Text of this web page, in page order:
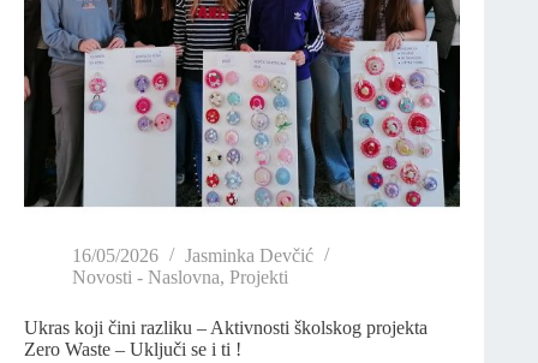
16/05/2026
Jasminka Devčić
Novosti - Naslovna, Projekti
Ukras koji čini razliku – Aktivnosti školskog projekta
Zero Waste – Uključi se i ti !